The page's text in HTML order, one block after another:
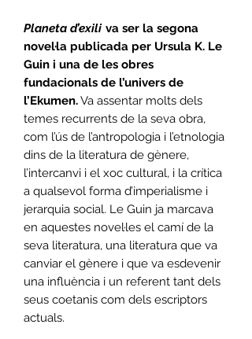
Planeta d’exili va ser la segona
novel·la publicada per Ursula K. Le
Guin i una de les obres
fundacionals de l’univers de
l’Ekumen.Va assentar molts dels
temes recurrents de la seva obra,
com l’ús de l’antropologia i l’etnologia
dins de la literatura de gènere,
l’intercanvi i el xoc cultural, i la crítica
a qualsevol forma d’imperialisme i
jerarquia social. Le Guin ja marcava
en aquestes novel·les el camí de la
seva literatura, una literatura que va
canviar el gènere i que va esdevenir
una influència i un referent tant dels
seus coetanis com dels escriptors
actuals.